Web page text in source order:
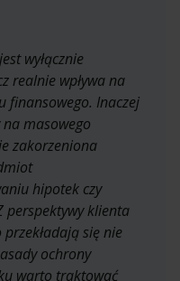
wyłącznie
realnie wpływa na
finansowego. Inaczej
masowego
zakorzeniona
hipotek czy
perspektywy klienta
się nie
ochrony
warto traktować